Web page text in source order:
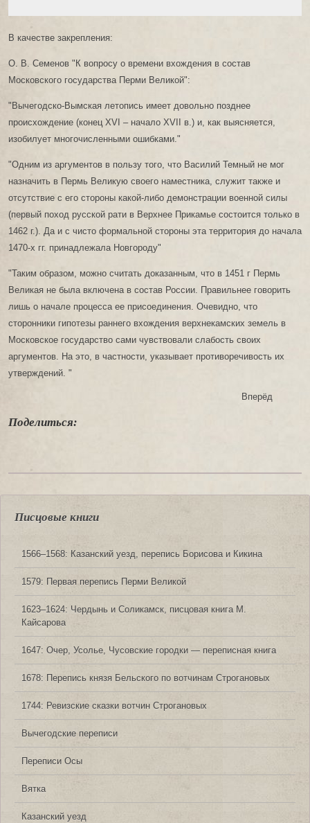
В качестве закрепления:
О. В. Семенов "К вопросу о времени вхождения в состав
Московского государства Перми Великой":
"Вычегодско-Вымская летопись имеет довольно позднее
происхождение (конец XVI – начало XVII в.) и, как выясняется,
изобилует многочисленными ошибками."
"Одним из аргументов в пользу того, что Василий Темный не мог
назначить в Пермь Великую своего наместника, служит также и
отсутствие с его стороны какой-либо демонстрации военной силы
(первый поход русской рати в Верхнее Прикамье состоится только в
1462 г.). Да и с чисто формальной стороны эта территория до начала
1470-х гг. принадлежала Новгороду"
"Таким образом, можно считать доказанным, что в 1451 г Пермь
Великая не была включена в состав России. Правильнее говорить
лишь о начале процесса ее присоединения. Очевидно, что
сторонники гипотезы раннего вхождения верхнекамских земель в
Московское государство сами чувствовали слабость своих
аргументов. На это, в частности, указывает противоречивость их
утверждений. "
Вперёд
Поделиться:
Писцовые книги
1566‒1568: Казанский уезд, перепись Борисова и Кикина
1579: Первая перепись Перми Великой
1623‒1624: Чердынь и Соликамск, писцовая книга М.
Кайсарова
1647: Очер, Усолье, Чусовские городки — переписная книга
1678: Перепись князя Бельского по вотчинам Строгановых
1744: Ревизские сказки вотчин Строгановых
Вычегодские переписи
Переписи Осы
Вятка
Казанский уезд